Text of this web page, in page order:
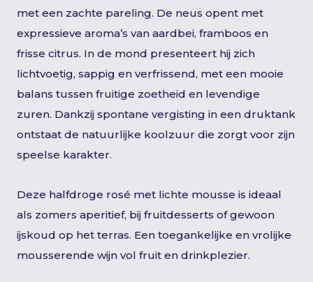
met een zachte pareling. De neus opent met
expressieve aroma’s van aardbei, framboos en
frisse citrus. In de mond presenteert hij zich
lichtvoetig, sappig en verfrissend, met een mooie
balans tussen fruitige zoetheid en levendige
zuren. Dankzij spontane vergisting in een druktank
ontstaat de natuurlijke koolzuur die zorgt voor zijn
speelse karakter.
Deze halfdroge rosé met lichte mousse is ideaal
als zomers aperitief, bij fruitdesserts of gewoon
ijskoud op het terras. Een toegankelijke en vrolijke
mousserende wijn vol fruit en drinkplezier.